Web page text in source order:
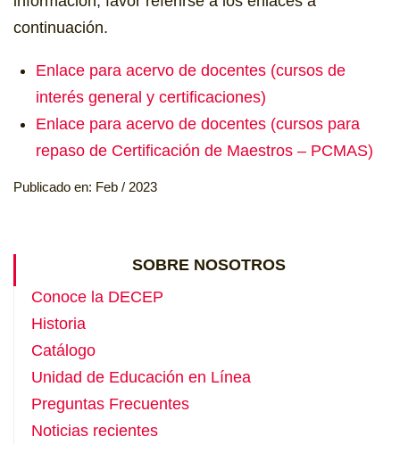
continuación.
Enlace para acervo de docentes (cursos de
interés general y certificaciones)
Enlace para acervo de docentes (cursos para
repaso de Certificación de Maestros – PCMAS)
Publicado en: Feb / 2023
SOBRE NOSOTROS
Conoce la DECEP
Historia
Catálogo
Unidad de Educación en Línea
Preguntas Frecuentes
Noticias recientes